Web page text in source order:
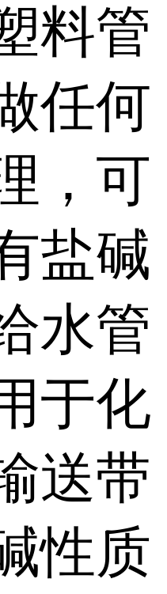
料管
任何
，可
盐碱
水管
于化
送带
性质